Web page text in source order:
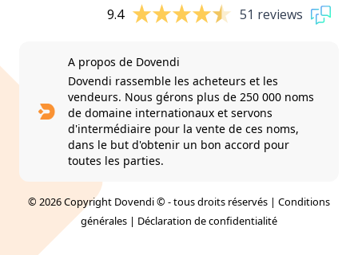
9.4 51 reviews
A propos de Dovendi
Dovendi rassemble les acheteurs et les
vendeurs. Nous gérons plus de 250 000 noms
de domaine internationaux et servons
d'intermédiaire pour la vente de ces noms,
dans le but d'obtenir un bon accord pour
toutes les parties.
© 2026 Copyright Dovendi © - tous droits réservés | Conditions
générales | Déclaration de confidentialité